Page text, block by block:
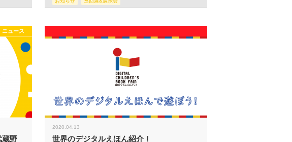
ニュース
蔵野
2020.04.13
世界のデジタルえほん紹介！